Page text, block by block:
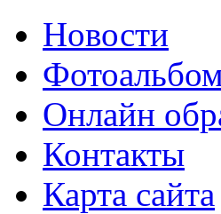
Новости
Онлайн
Контакты
Карта сайта